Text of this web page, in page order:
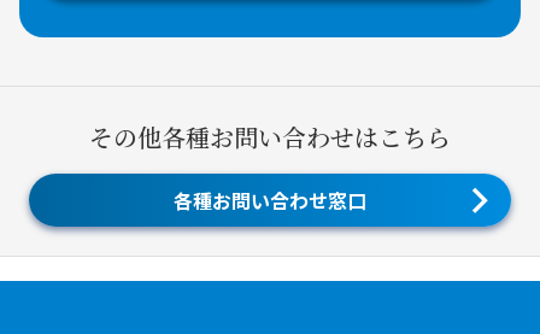
その他各種お問い合わせはこちら
各種お問い合わせ窓口